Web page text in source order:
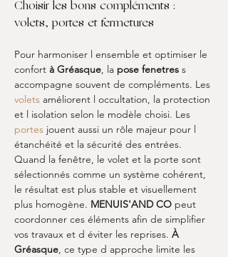
Choisir les bons compléments :
volets, portes et fermetures
Pour harmoniser l ensemble et optimiser le
confort à Gréasque, la pose fenetres s
accompagne souvent de compléments. Les
volets améliorent l occultation, la protection
et l isolation selon le modèle choisi. Les
portes jouent aussi un rôle majeur pour l
étanchéité et la sécurité des entrées.
Quand la fenêtre, le volet et la porte sont
sélectionnés comme un système cohérent,
le résultat est plus stable et visuellement
plus homogène. MENUIS'AND CO peut
coordonner ces éléments afin de simplifier
vos travaux et d éviter les reprises. À
Gréasque, ce type d approche limite les